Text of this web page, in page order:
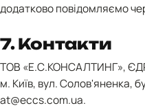
додатково повідомляємо
7. Контакти
ТОВ «Е.С.КОНСАЛТИНГ»,
м. Київ, вул. Солов'яненка,
at@eccs.com.ua.